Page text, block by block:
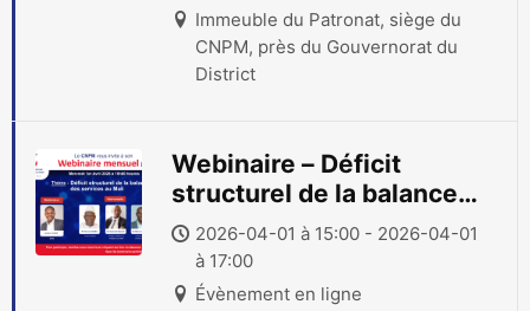
Immeuble du Patronat, siège du
CNPM, près du Gouvernorat du
District
Webinaire – Déficit
structurel de la balance
des services au Mali
2026-04-01 à 15:00 - 2026-04-01
à 17:00
Évènement en ligne